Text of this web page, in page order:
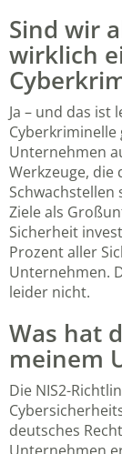
Sind wir
wirklich
Ja – und das ist
Unternehmen
Werkzeuge,
Schwachstellen
Ziele als
Sicherheit
Prozent aller
Unternehmen.
leider nicht.
Was hat
meinem
Die NIS2-
deutsches